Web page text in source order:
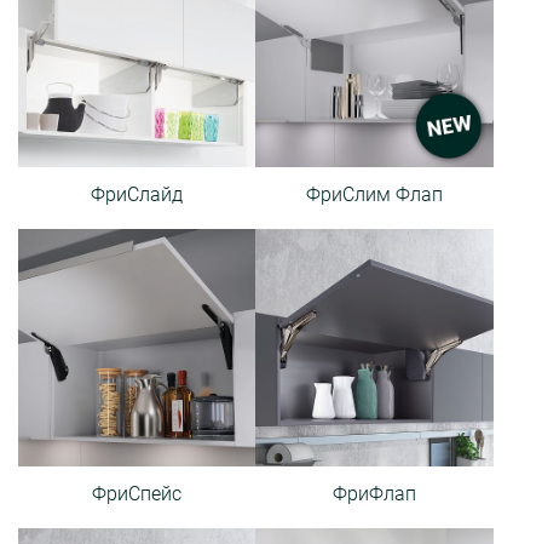
ФриСлайд ФриСлим Флап
ФриСпейс ФриФлап